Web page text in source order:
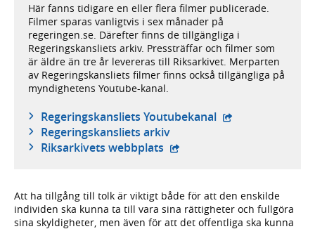
Här fanns tidigare en eller flera filmer publicerade.
Filmer sparas vanligtvis i sex månader på
regeringen.se. Därefter finns de tillgängliga i
Regeringskansliets arkiv. Pressträffar och filmer som
är äldre än tre år levereras till Riksarkivet. Merparten
av Regeringskansliets filmer finns också tillgängliga på
myndighetens Youtube-kanal.
Regeringskansliets Youtubekanal - extern
Regeringskansliets arkiv
Riksarkivets webbplats - extern webbplats,
Att ha tillgång till tolk är viktigt både för att den enskilde
individen ska kunna ta till vara sina rättigheter och fullgöra
sina skyldigheter, men även för att det offentliga ska kunna